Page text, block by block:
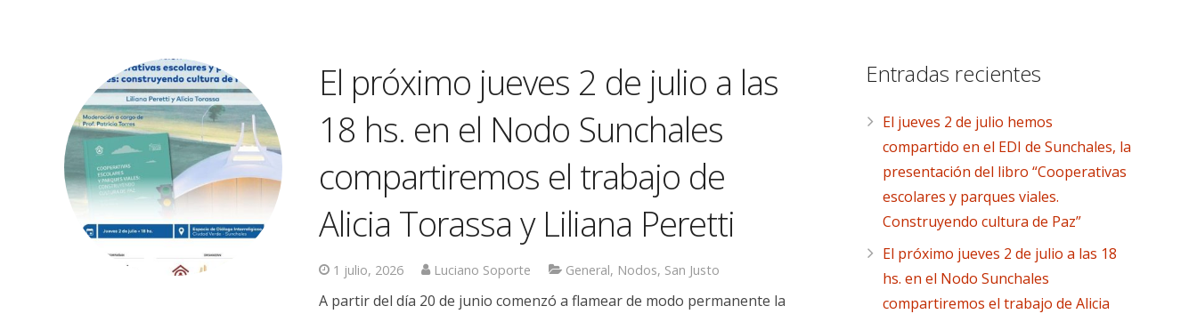
El próximo jueves 2 de julio a las
18 hs. en el Nodo Sunchales
compartiremos el trabajo de
Alicia Torassa y Liliana Peretti
1 julio, 2026 Luciano Soporte General, Nodos, San Justo
A partir del día 20 de junio comenzó a flamear de modo permanente la
Entradas recientes
El jueves 2 de julio hemos
compartido en el EDI de Sunchales, la
presentación del libro “Cooperativas
escolares y parques viales.
Construyendo cultura de Paz”
El próximo jueves 2 de julio a las 18
hs. en el Nodo Sunchales
compartiremos el trabajo de Alicia